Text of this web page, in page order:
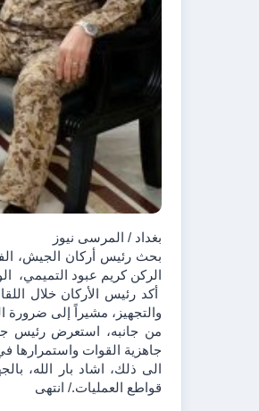
بغداد / المرسى نيوز
الركن كريم عبود التميمي،
والتجهيز، مشيراً إلى ضرورة
جاهزية القوات واستمرارها
قواطع العمليات./ انتهى